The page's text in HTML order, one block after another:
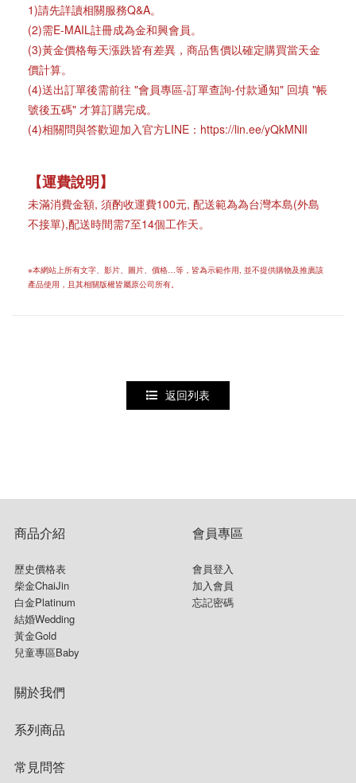
1)請先詳讀相關服務Q&A。
(2)需E-MAIL註冊成為金和興會員。
(3)黃金價格每天漲跌皆有差異，商品售價以確定購買當天金
價計算。
(4)送出訂單後需前往 "會員專區-訂單查詢-付款通知" 回填 "帳
號後五碼" 才算訂購完成。
(4)相關問與答歡迎加入官方LINE：https://lin.ee/yQkMNlI
【運費說明】
未滿消費金額, 須酌收運費100元, 配送範為為台灣本島(外島
不接單),配送時間需7至14個工作天。
※本網站上所有文字、影片、圖片、價格…等，皆為示範作用, 並不提供購物及推廣該
產品使用，且其相關版權皆屬原公司所有。
返回列表
商品介紹
歷史價格表
柴金ChaiJin
白金Platinum
結婚Wedding
黃金Gold
兒童專區Baby
會員專區
會員登入
加入會員
忘記密碼
關於我們
系列商品
常見問答